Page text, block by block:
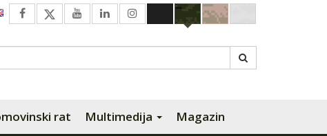
rat Multimedija Magazin